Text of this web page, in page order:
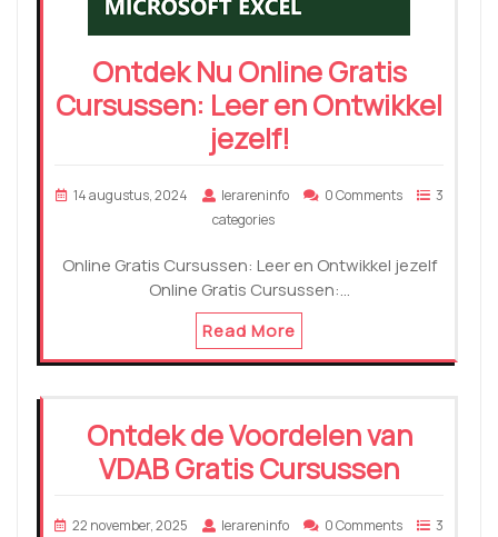
Ontdek Nu Online Gratis
Cursussen: Leer en Ontwikkel
jezelf!
14 augustus, 2024 lerareninfo 0 Comments
3
categories
Online Gratis Cursussen: Leer en Ontwikkel jezelf
Online Gratis Cursussen:…
Read More
Ontdek de Voordelen van
VDAB Gratis Cursussen
22 november, 2025 lerareninfo 0 Comments
3